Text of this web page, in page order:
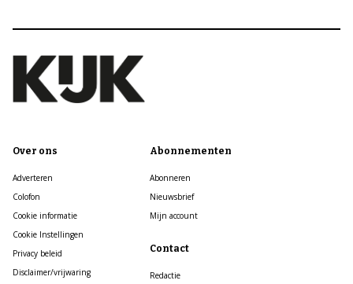
Over ons
Adverteren
Colofon
Cookie informatie
Cookie Instellingen
Privacy beleid
Disclaimer/vrijwaring
Abonnementen
Abonneren
Nieuwsbrief
Mijn account
Contact
Redactie